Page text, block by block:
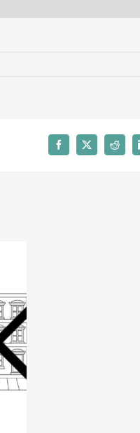
Facebook
X Reddit